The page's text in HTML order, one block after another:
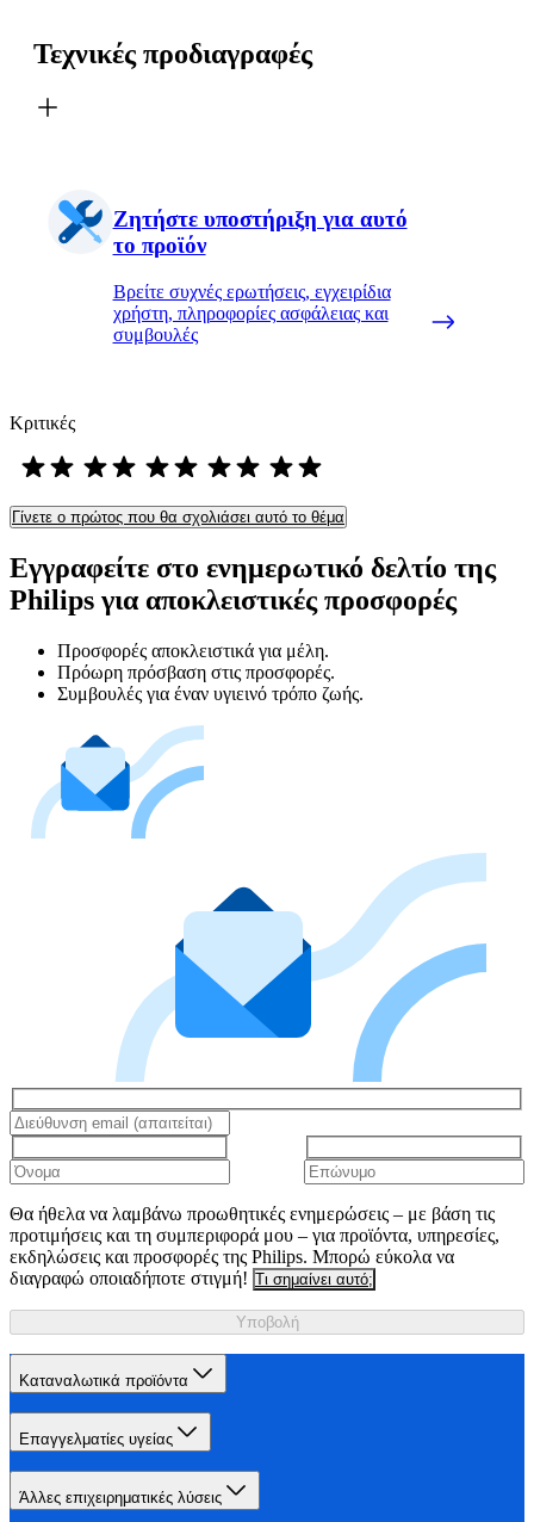
Τεχνικές προδιαγραφές
Ζητήστε υποστήριξη για αυτό
το προϊόν
Βρείτε συχνές ερωτήσεις, εγχειρίδια
χρήστη, πληροφορίες ασφάλειας και
συμβουλές
Κριτικές
Γίνετε ο πρώτος που θα σχολιάσει αυτό το θέμα
Εγγραφείτε στο ενημερωτικό δελτίο της
Philips για αποκλειστικές προσφορές
Προσφορές αποκλειστικά για μέλη.
Πρόωρη πρόσβαση στις προσφορές.
Συμβουλές για έναν υγιεινό τρόπο ζωής.
Θα ήθελα να λαμβάνω προωθητικές ενημερώσεις – με βάση τις
προτιμήσεις και τη συμπεριφορά μου – για προϊόντα, υπηρεσίες,
εκδηλώσεις και προσφορές της Philips. Μπορώ εύκολα να
διαγραφώ οποιαδήποτε στιγμή! Τι σημαίνει αυτό;
Υποβολή
Καταναλωτικά προϊόντα
Επαγγελματίες υγείας
Άλλες επιχειρηματικές λύσεις